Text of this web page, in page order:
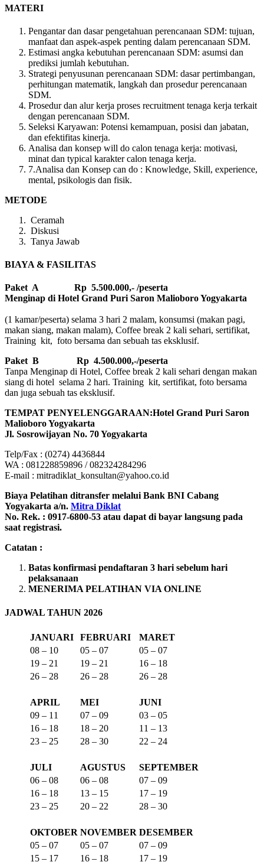
MATERI
Pengantar dan dasar pengetahuan perencanaan SDM: tujuan,
manfaat dan aspek-aspek penting dalam perencanaan SDM.
Estimasi angka kebutuhan perencanaan SDM: asumsi dan
prediksi jumlah kebutuhan.
Strategi penyusunan perencanaan SDM: dasar pertimbangan,
perhitungan matematik, langkah dan prosedur perencanaan
SDM.
Prosedur dan alur kerja proses recruitment tenaga kerja terkait
dengan perencanaan SDM.
Seleksi Karyawan: Potensi kemampuan, posisi dan jabatan,
dan efektifitas kinerja.
Analisa dan konsep will do calon tenaga kerja: motivasi,
minat dan typical karakter calon tenaga kerja.
7.Analisa dan Konsep can do : Knowledge, Skill, experience,
mental, psikologis dan fisik.
METODE
Ceramah
Diskusi
Tanya Jawab
BIAYA & FASILITAS
Paket A Rp 5.500.000,- /peserta
Menginap di Hotel Grand Puri Saron Malioboro Yogyakarta
(1 kamar/peserta) selama 3 hari 2 malam, konsumsi (makan pagi,
makan siang, makan malam), Coffee break 2 kali sehari, sertifikat,
Training kit, foto bersama dan sebuah tas eksklusif.
Paket B
Rp 4.500.000,-/peserta
Tanpa Menginap di Hotel, Coffee break 2 kali sehari dengan makan
siang di hotel selama 2 hari. Training kit, sertifikat, foto bersama
dan juga sebuah tas eksklusif.
TEMPAT PENYELENGGARAAN:Hotel Grand Puri Saron
Malioboro Yogyakarta
Jl. Sosrowijayan No. 70 Yogyakarta
Telp/Fax : (0274) 4436844
WA : 081228859896 / 082324284296
E-mail : mitradiklat_konsultan@yahoo.co.id
Biaya Pelatihan ditransfer melalui Bank BNI Cabang
Yogyakarta a/n. Mitra Diklat
No. Rek. : 0917-6800-53 atau dapat di bayar langsung pada
saat registrasi.
Catatan :
Batas konfirmasi pendaftaran 3 hari sebelum hari
pelaksanaan
MENERIMA PELATIHAN VIA ONLINE
JADWAL TAHUN 2026
JANUARI FEBRUARI
MARET
08 – 10
05 – 07
05 – 07
19 – 21
19 – 21
16 – 18
26 – 28
26 – 28 26 – 28
APRIL MEI
JUNI
09 – 11
07 – 09
03 – 05
16 – 18
18 – 20
11 – 13
23 – 25
28 – 30 22 – 24
JULI AGUSTUS
SEPTEMBER
06 – 08
06 – 08
07 – 09
16 – 18
13 – 15
17 – 19
23 – 25
20 – 22 28 – 30
OKTOBER NOVEMBER DESEMBER
05 – 07
05 – 07
07 – 09
15 – 17
16 – 18 17 – 19